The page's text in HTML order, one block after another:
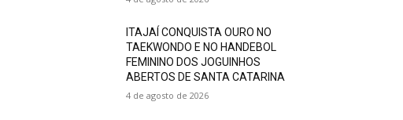
ITAJAÍ CONQUISTA OURO NO
TAEKWONDO E NO HANDEBOL
FEMININO DOS JOGUINHOS
ABERTOS DE SANTA CATARINA
4 de agosto de 2026